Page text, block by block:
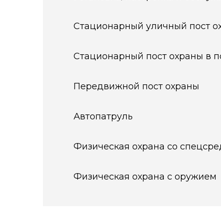
Стационарный уличный пост
Стационарный пост охраны в
Передвижной пост охраны
Автопатруль
Физическая охрана со
Физическая охрана с оружием